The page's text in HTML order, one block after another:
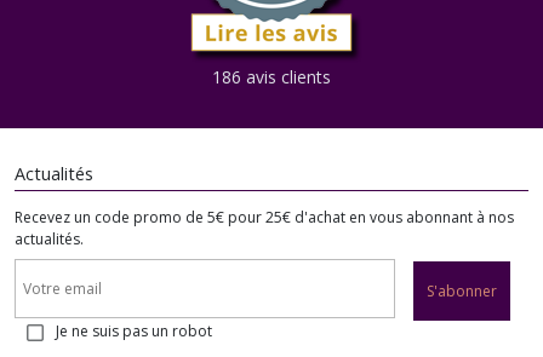
186 avis clients
Actualités
Recevez un code promo de 5€ pour 25€ d'achat en vous abonnant à nos
actualités.
S'abonner
Je ne suis pas un robot